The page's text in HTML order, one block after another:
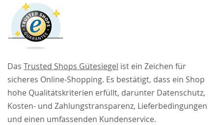
Das Trusted Shops Gütesiegel ist ein Zeichen für
sicheres Online-Shopping. Es bestätigt, dass ein Shop
hohe Qualitätskriterien erfüllt, darunter Datenschutz,
Kosten- und Zahlungstransparenz, Lieferbedingungen
und einen umfassenden Kundenservice.